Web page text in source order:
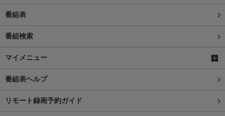
番組表
番組検索
マイメニュー
番組表ヘルプ
リモート録画予約ガイド